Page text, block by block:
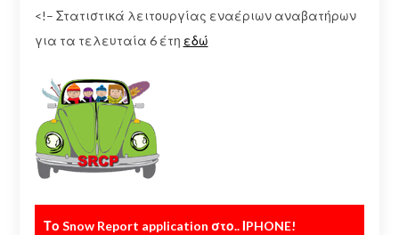
<!– Στατιστικά λειτουργίας εναέριων αναβατήρων
για τα τελευταία 6 έτη εδώ
Το Snow Report application στο.. ΙPHONE!